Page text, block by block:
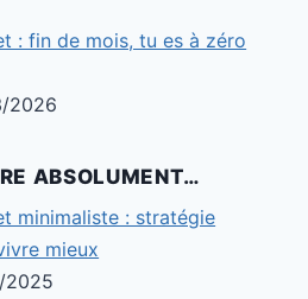
: fin de mois, tu es à zéro
2026
ABSOLUMENT…
minimaliste : stratégie
mieux
2025